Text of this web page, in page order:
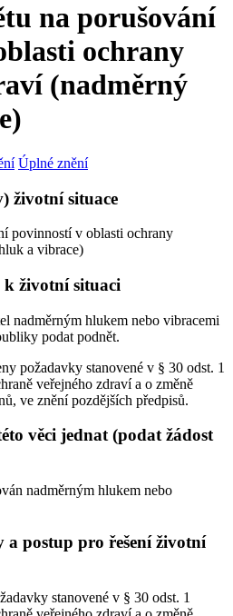
na porušování
ochrany
(nadměrný
Úplné znění
životní situace
povinností v oblasti ochrany
a vibrace)
životní situaci
nadměrným hlukem nebo vibracemi
podat podnět.
požadavky stanovené v § 30 odst. 1
veřejného zdraví a o změně
ve znění pozdějších předpisů.
věci jednat (podat žádost
nadměrným hlukem nebo
postup pro řešení životní
stanovené v § 30 odst. 1